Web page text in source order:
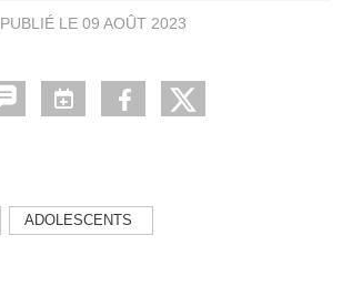
PUBLIÉ LE 09 AOÛT 2023
ADOLESCENTS